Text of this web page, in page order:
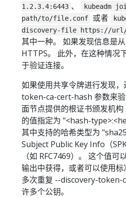
1.2.3.4:6443 、
kubeadm
path/to/file.conf
或者
discovery-file https://
其中一种。 如果发现信息是
HTTPS。 此外，在这种情况
于验证连接。
如果使用共享令牌进行发现
token-ca-cert-hash 参数来
面节点提供的根证书颁发机
的值指定为 "<hash-
其中支持的哈希类型为
Subject Public Key Info（
（如 RFC7469）。 这个值
输出中获得，或者可以使用
多次重复 --discovery-token-
许多个公钥。